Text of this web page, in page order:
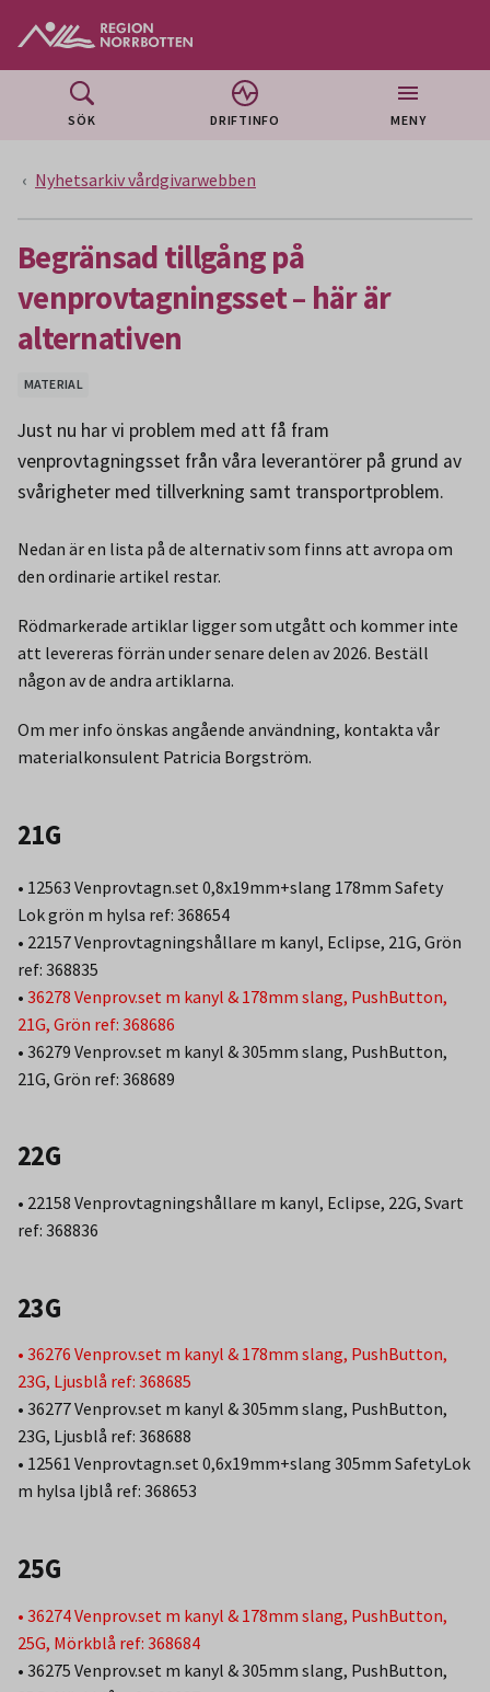
SÖK DRIFTINFO MENY
Nyhetsarkiv vårdgivarwebben
Begränsad tillgång på
venprovtagningsset – här är
alternativen
MATERIAL
Just nu har vi problem med att få fram
venprovtagningsset från våra leverantörer på grund av
svårigheter med tillverkning samt transportproblem.
Nedan är en lista på de alternativ som finns att avropa om
den ordinarie artikel restar.
Rödmarkerade artiklar ligger som utgått och kommer inte
att levereras förrän under senare delen av 2026. Beställ
någon av de andra artiklarna.
Om mer info önskas angående användning, kontakta vår
materialkonsulent Patricia Borgström.
21G
• 12563 Venprovtagn.set 0,8x19mm+slang 178mm Safety
Lok grön m hylsa ref: 368654
• 22157 Venprovtagningshållare m kanyl, Eclipse, 21G, Grön
ref: 368835
• 36278 Venprov.set m kanyl & 178mm slang, PushButton,
21G, Grön ref: 368686
• 36279 Venprov.set m kanyl & 305mm slang, PushButton,
21G, Grön ref: 368689
22G
• 22158 Venprovtagningshållare m kanyl, Eclipse, 22G, Svart
ref: 368836
23G
• 36276 Venprov.set m kanyl & 178mm slang, PushButton,
23G, Ljusblå ref: 368685
• 36277 Venprov.set m kanyl & 305mm slang, PushButton,
23G, Ljusblå ref: 368688
• 12561 Venprovtagn.set 0,6x19mm+slang 305mm SafetyLok
m hylsa ljblå ref: 368653
25G
• 36274 Venprov.set m kanyl & 178mm slang, PushButton,
25G, Mörkblå ref: 368684
• 36275 Venprov.set m kanyl & 305mm slang, PushButton,